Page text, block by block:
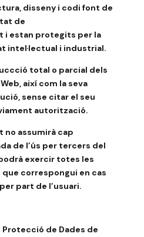
disseny i codi font de
de
i estan protegits per la
intel·lectual i industrial.
total o parcial dels
així com la seva
sense citar el seu
autorització.
assumirà cap
de l’ús per tercers del
exercir totes les
correspongui en cas
part de l’usuari.
Protecció de Dades de